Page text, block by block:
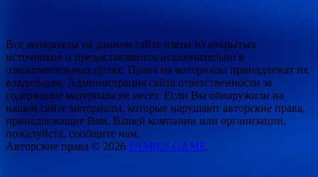
Все материалы на данном сайте взяты из открытых
источников и предоставляются исключительно в
ознакомительных целях. Права на материалы принадлежат их
владельцам. Администрация сайта ответственности за
содержание материала не несет. Если Вы обнаружили на
нашем сайте материалы, которые нарушают авторские права,
принадлежащие Вам, Вашей компании или организации,
пожалуйста, сообщите нам.
Авторские права © 2026 FAMILY-GAME.